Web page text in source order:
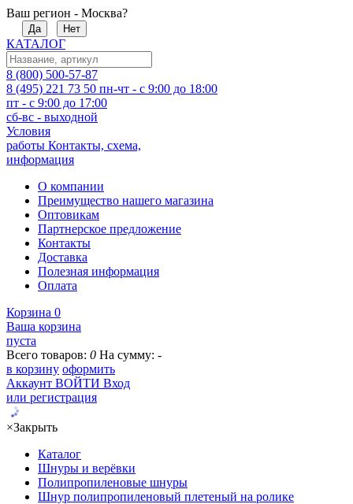
Ваш регион - Москва?
Да Нет
КАТАЛОГ
8 (800) 500-57-87
8 (495) 221 73 50 пн-чт - с 9:00 до 18:00
пт - с 9:00 до 17:00
сб-вс - выходной
Условия
работы Контакты, схема,
информация
О компании
Преимущество нашего магазина
Оптовикам
Партнерское предложение
Контакты
Доставка
Полезная информация
Оплата
Корзина 0
Ваша корзина
пуста
Всего товаров: 0 На сумму: -
в корзину оформить
Аккаунт ВОЙТИ Вход
или регистрация
×Закрыть
Каталог
Шнуры и верёвки
Полипропиленовые шнуры
Шнур полипропиленовый плетеный на ролике